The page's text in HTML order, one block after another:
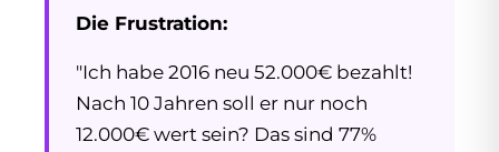
Die Frustration:
"Ich habe 2016 neu 52.000€ bezahlt!
Nach 10 Jahren soll er nur noch
12.000€ wert sein? Das sind 77%